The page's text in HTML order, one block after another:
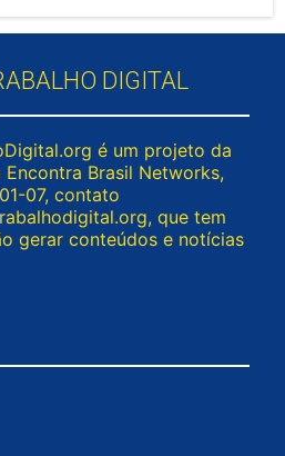
DIGITAL
é um projeto da
Brasil Networks,
07, contato
, que tem
gerar conteúdos e notícias